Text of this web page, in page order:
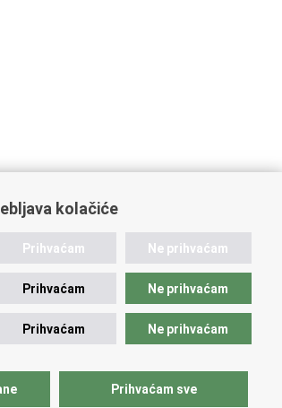
istraživanja i vještačenja
kolačiće
Prihvaćam Ne prihvaćam
Prihvaćam Ne prihvaćam
Prihvaćam Ne prihvaćam
Prihvaćam sve